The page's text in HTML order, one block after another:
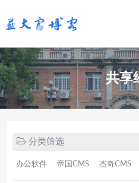
共享
分类筛选
办公软件 帝国CMS 杰奇CMS